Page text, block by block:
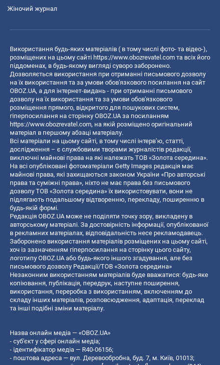
Жіночий журнал
Використання будь-яких матеріалів ( в тому числі фото- та відео-),
розміщених на цьому сайті https://www.obozrevatel.com та всіх його
піддоменах, в будь-якому вигляді суворо заборонено.
Дозволяється використання при отриманні письмового дозволу
на їх використання та за умови обов'язкового посилання на сайт
OBOZ.UA, а для інтернет-видань - при отриманні письмового
дозволу на їх використання та за умови обов'язкового
розміщення прямого, відкритого для пошукових систем,
гіперпосилання на сторінку OBOZ.UA за посиланням
https://www.obozrevatel.com, на якій розміщено оригінальний
матеріал в першому абзаці матеріалу.
Всі матеріали на цьому сайті, в тому числі інтерв’ю, статті,
дослідження – є службовими творами журналістів редакції,
виключні майнові права на які належать ТОВ «Золота середина».
На всі опубліковані фотоматеріали Getty Images редакція має
майнові права, які захищаються законом України «Про авторські
права та суміжні права», ніхто не має права без письмового
дозволу ТОВ «Золота середина» їх використовувати, вони не
підлягають подальшому відтворенню, перекладу, поширенню в
будь-якій формі.
Редакція OBOZ.UA може не поділяти точку зору, викладену в
авторському матеріалі. За достовірність інформації, опублікованої
в рекламних матеріалах, відповідальність несе рекламодавець.
Заборонено використання матеріалів розміщених на цьому сайті,
хоч із зазначенням гіперпосилання на сторінку цього сайту,
логотипу OBOZ.UA або будь-якого іншого згадування, але без
письмового дозволу Редакції/ТОВ «Золота середина»
Незаконним використанням матеріалів буде вважатися: будь-яке
копiювання, публiкацiя, передрук, наступне поширення,
використання, переробка з використанням, включенням до
складу інших матеріалів, розповсюдження, адаптація, переклад
та інші подібні зміни матеріалу.
Назва онлайн медіа — «OBOZ.UA»
- суб'єкт у сфері онлайн медіа;
- ідентифікатор медіа — R40-06156;
- поштова адреса — вул. Деревообробна, буд. 7, м. Київ, 01013;